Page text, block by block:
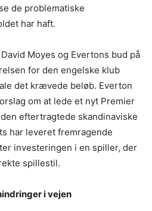
de problematiske
har haft.
Moyes og Evertons bud på
for den engelske klub
det krævede beløb. Everton
om at lede et nyt Premier
eftertragtede skandinaviske
har leveret fremragende
investeringen i en spiller, der
spillestil.
i vejen